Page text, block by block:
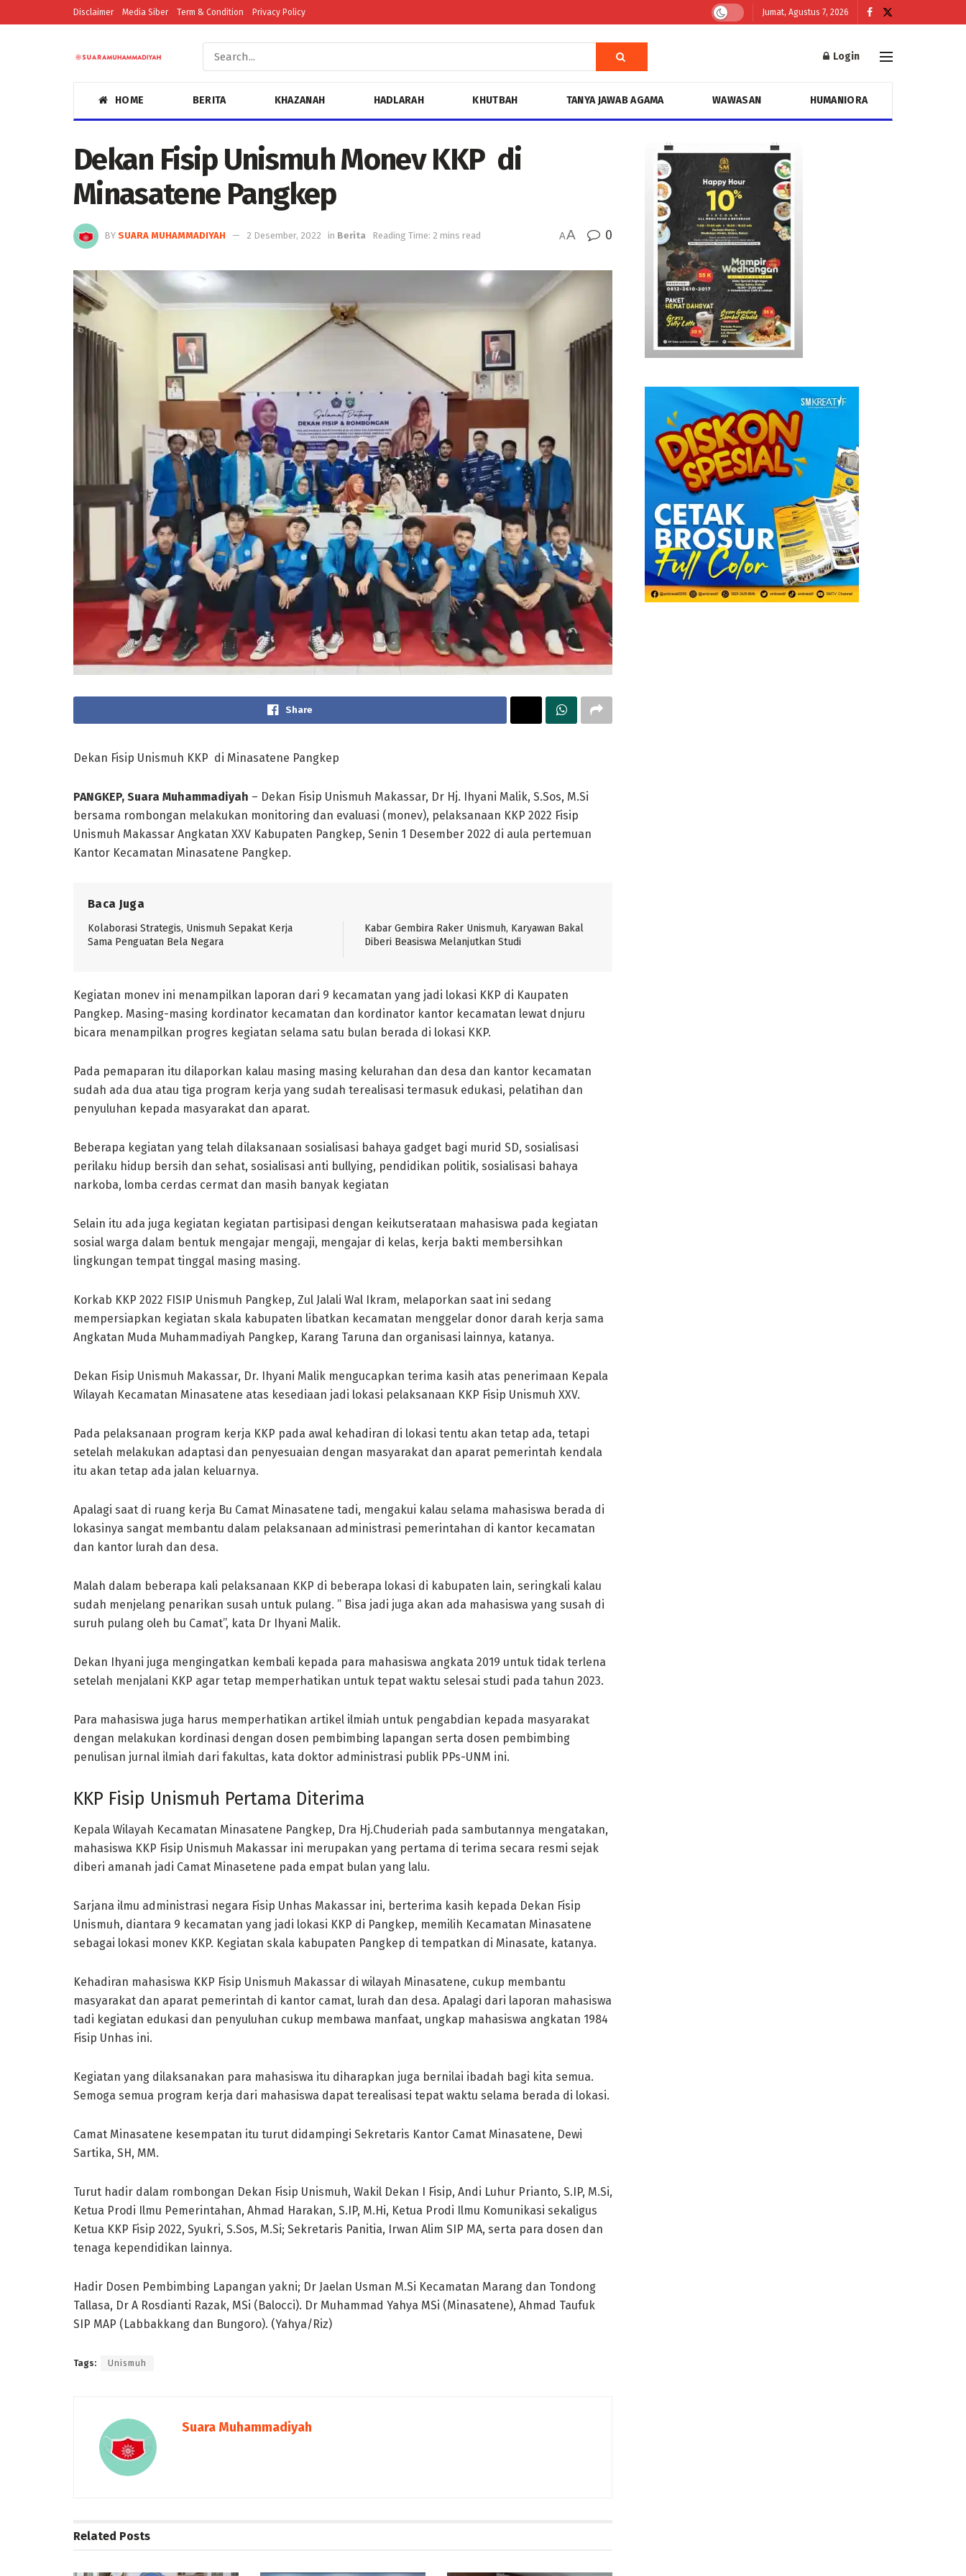
Disclaimer Media Siber Term & Condition Privacy Policy Jumat, Agustus 7, 2026
Login
HOME BERITA KHAZANAH HADLARAH KHUTBAH TANYA JAWAB AGAMA WAWASAN HUMANIORA
Dekan Fisip Unismuh Monev KKP di
Minasatene Pangkep
BY SUARA MUHAMMADIYAH 2 Desember, 2022 in Berita Reading Time: 2 mins read AA 0
Share
Dekan Fisip Unismuh KKP di Minasatene Pangkep
PANGKEP, Suara Muhammadiyah – Dekan Fisip Unismuh Makassar, Dr Hj. Ihyani Malik, S.Sos, M.Si
bersama rombongan melakukan monitoring dan evaluasi (monev), pelaksanaan KKP 2022 Fisip
Unismuh Makassar Angkatan XXV Kabupaten Pangkep, Senin 1 Desember 2022 di aula pertemuan
Kantor Kecamatan Minasatene Pangkep.
Baca Juga
Kolaborasi Strategis, Unismuh Sepakat Kerja
Sama Penguatan Bela Negara
Kabar Gembira Raker Unismuh, Karyawan Bakal
Diberi Beasiswa Melanjutkan Studi
Kegiatan monev ini menampilkan laporan dari 9 kecamatan yang jadi lokasi KKP di Kaupaten
Pangkep. Masing-masing kordinator kecamatan dan kordinator kantor kecamatan lewat dnjuru
bicara menampilkan progres kegiatan selama satu bulan berada di lokasi KKP.
Pada pemaparan itu dilaporkan kalau masing masing kelurahan dan desa dan kantor kecamatan
sudah ada dua atau tiga program kerja yang sudah terealisasi termasuk edukasi, pelatihan dan
penyuluhan kepada masyarakat dan aparat.
Beberapa kegiatan yang telah dilaksanaan sosialisasi bahaya gadget bagi murid SD, sosialisasi
perilaku hidup bersih dan sehat, sosialisasi anti bullying, pendidikan politik, sosialisasi bahaya
narkoba, lomba cerdas cermat dan masih banyak kegiatan
Selain itu ada juga kegiatan kegiatan partisipasi dengan keikutserataan mahasiswa pada kegiatan
sosial warga dalam bentuk mengajar mengaji, mengajar di kelas, kerja bakti membersihkan
lingkungan tempat tinggal masing masing.
Korkab KKP 2022 FISIP Unismuh Pangkep, Zul Jalali Wal Ikram, melaporkan saat ini sedang
mempersiapkan kegiatan skala kabupaten libatkan kecamatan menggelar donor darah kerja sama
Angkatan Muda Muhammadiyah Pangkep, Karang Taruna dan organisasi lainnya, katanya.
Dekan Fisip Unismuh Makassar, Dr. Ihyani Malik mengucapkan terima kasih atas penerimaan Kepala
Wilayah Kecamatan Minasatene atas kesediaan jadi lokasi pelaksanaan KKP Fisip Unismuh XXV.
Pada pelaksanaan program kerja KKP pada awal kehadiran di lokasi tentu akan tetap ada, tetapi
setelah melakukan adaptasi dan penyesuaian dengan masyarakat dan aparat pemerintah kendala
itu akan tetap ada jalan keluarnya.
Apalagi saat di ruang kerja Bu Camat Minasatene tadi, mengakui kalau selama mahasiswa berada di
lokasinya sangat membantu dalam pelaksanaan administrasi pemerintahan di kantor kecamatan
dan kantor lurah dan desa.
Malah dalam beberapa kali pelaksanaan KKP di beberapa lokasi di kabupaten lain, seringkali kalau
sudah menjelang penarikan susah untuk pulang. ’’ Bisa jadi juga akan ada mahasiswa yang susah di
suruh pulang oleh bu Camat’’, kata Dr Ihyani Malik.
Dekan Ihyani juga mengingatkan kembali kepada para mahasiswa angkata 2019 untuk tidak terlena
setelah menjalani KKP agar tetap memperhatikan untuk tepat waktu selesai studi pada tahun 2023.
Para mahasiswa juga harus memperhatikan artikel ilmiah untuk pengabdian kepada masyarakat
dengan melakukan kordinasi dengan dosen pembimbing lapangan serta dosen pembimbing
penulisan jurnal ilmiah dari fakultas, kata doktor administrasi publik PPs-UNM ini.
KKP Fisip Unismuh Pertama Diterima
Kepala Wilayah Kecamatan Minasatene Pangkep, Dra Hj.Chuderiah pada sambutannya mengatakan,
mahasiswa KKP Fisip Unismuh Makassar ini merupakan yang pertama di terima secara resmi sejak
diberi amanah jadi Camat Minasetene pada empat bulan yang lalu.
Sarjana ilmu administrasi negara Fisip Unhas Makassar ini, berterima kasih kepada Dekan Fisip
Unismuh, diantara 9 kecamatan yang jadi lokasi KKP di Pangkep, memilih Kecamatan Minasatene
sebagai lokasi monev KKP. Kegiatan skala kabupaten Pangkep di tempatkan di Minasate, katanya.
Kehadiran mahasiswa KKP Fisip Unismuh Makassar di wilayah Minasatene, cukup membantu
masyarakat dan aparat pemerintah di kantor camat, lurah dan desa. Apalagi dari laporan mahasiswa
tadi kegiatan edukasi dan penyuluhan cukup membawa manfaat, ungkap mahasiswa angkatan 1984
Fisip Unhas ini.
Kegiatan yang dilaksanakan para mahasiswa itu diharapkan juga bernilai ibadah bagi kita semua.
Semoga semua program kerja dari mahasiswa dapat terealisasi tepat waktu selama berada di lokasi.
Camat Minasatene kesempatan itu turut didampingi Sekretaris Kantor Camat Minasatene, Dewi
Sartika, SH, MM.
Turut hadir dalam rombongan Dekan Fisip Unismuh, Wakil Dekan I Fisip, Andi Luhur Prianto, S.IP, M.Si,
Ketua Prodi Ilmu Pemerintahan, Ahmad Harakan, S.IP, M.Hi, Ketua Prodi Ilmu Komunikasi sekaligus
Ketua KKP Fisip 2022, Syukri, S.Sos, M.Si; Sekretaris Panitia, Irwan Alim SIP MA, serta para dosen dan
tenaga kependidikan lainnya.
Hadir Dosen Pembimbing Lapangan yakni; Dr Jaelan Usman M.Si Kecamatan Marang dan Tondong
Tallasa, Dr A Rosdianti Razak, MSi (Balocci). Dr Muhammad Yahya MSi (Minasatene), Ahmad Taufuk
SIP MAP (Labbakkang dan Bungoro). (Yahya/Riz)
Tags: Unismuh
Suara Muhammadiyah
Related Posts